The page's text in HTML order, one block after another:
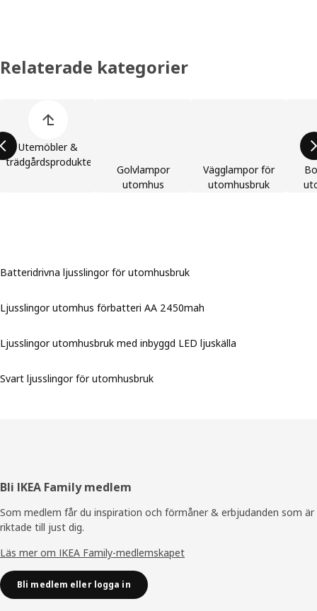
Relaterade kategorier
Utemöbler &
trädgårdsprodukter
Golvlampor
utomhus
Vägglampor för
utomhusbruk
Batteridrivna ljusslingor för utomhusbruk
Ljusslingor utomhus förbatteri AA 2450mah
Ljusslingor utomhusbruk med inbyggd LED ljuskälla
Svart ljusslingor för utomhusbruk
Sidfot
Bli IKEA Family medlem
Som medlem får du inspiration och förmåner & erbjudanden som är
riktade till just dig.
Läs mer om IKEA Family-medlemskapet
Bli medlem eller logga in